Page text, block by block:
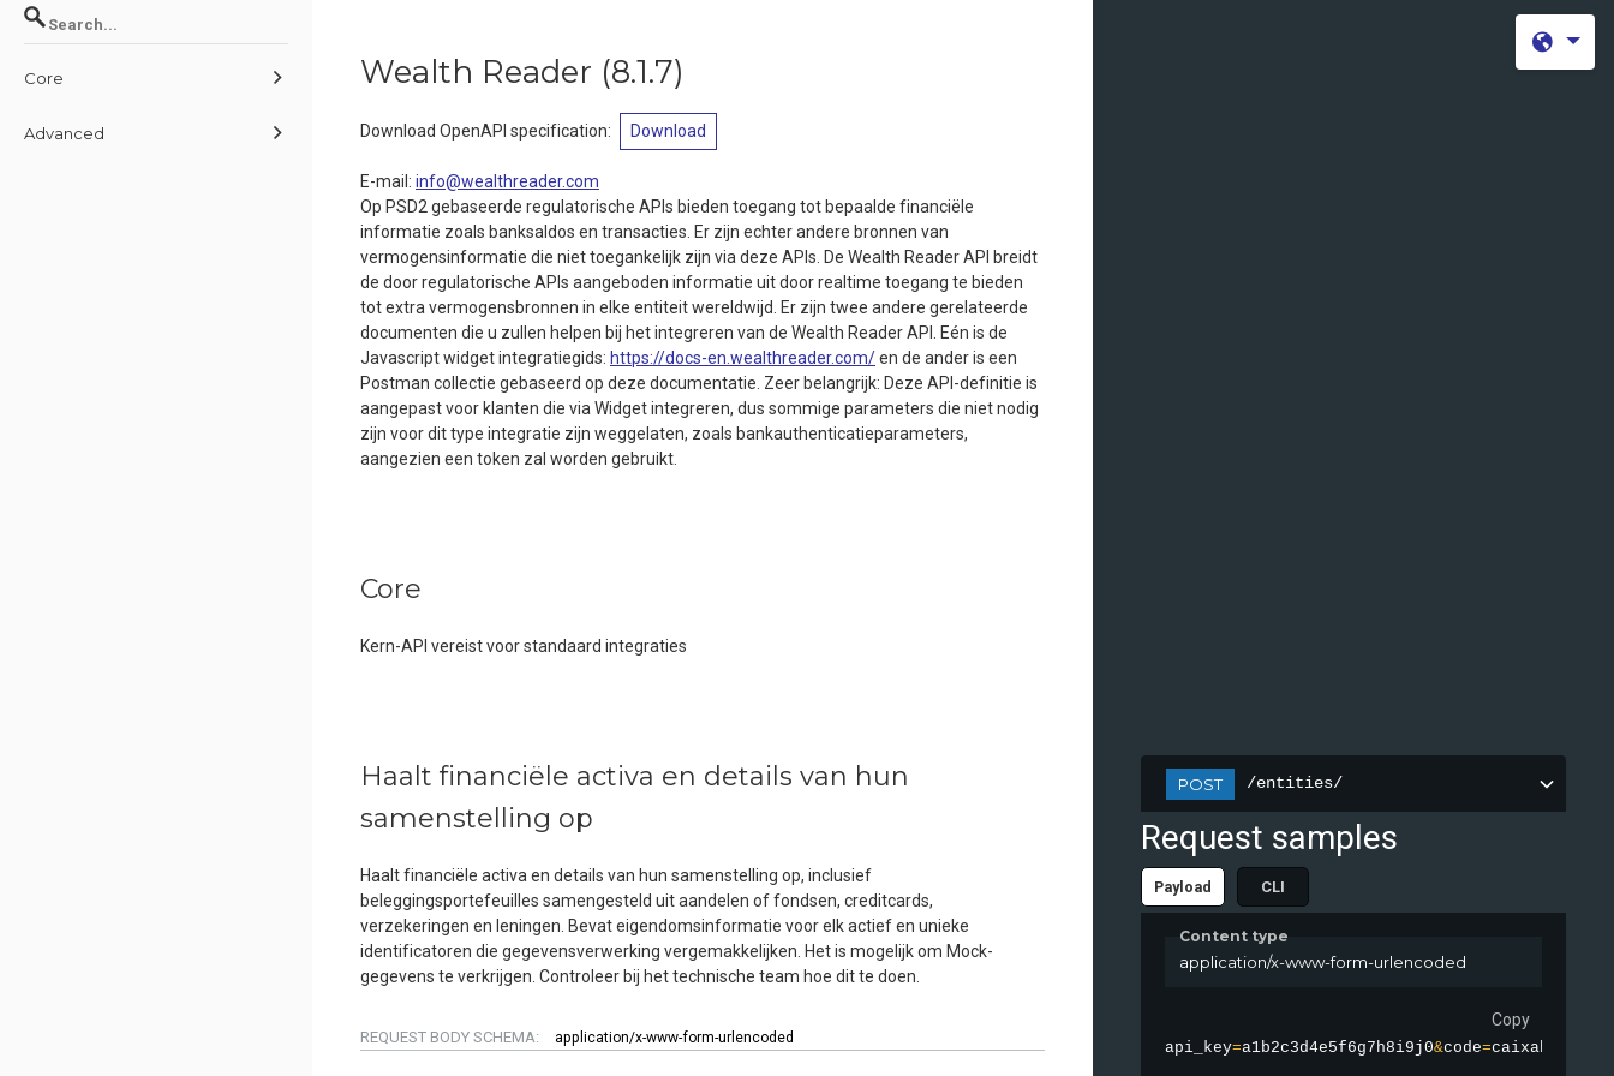
Core
Advanced
Wealth Reader (8.1.7)
Download OpenAPI specification: Download
E-mail : info@wealthreader.com
Op PSD2 gebaseerde regulatorische APIs bieden toegang tot bepaalde financiële
informatie zoals banksaldos en transacties. Er zijn echter andere bronnen van
vermogensinformatie die niet toegankelijk zijn via deze APIs. De Wealth Reader API breidt
de door regulatorische APIs aangeboden informatie uit door realtime toegang te bieden
tot extra vermogensbronnen in elke entiteit wereldwijd. Er zijn twee andere gerelateerde
documenten die u zullen helpen bij het integreren van de Wealth Reader API. Eén is de
Javascript widget integratiegids: https://docs-en.wealthreader.com/en de ander is een
Postman collectie gebaseerd op deze documentatie. Zeer belangrijk: Deze API-definitie is
aangepast voor klanten die via Widget integreren, dus sommige parameters die niet nodig
zijn voor dit type integratie zijn weggelaten, zoals bankauthenticatieparameters,
aangezien een token zal worden gebruikt.
Core
Kern-API vereist voor standaard integraties
Haalt financiële activa en details van hun
samenstelling op
Haalt financiële activa en details van hun samenstelling op, inclusief
beleggingsportefeuilles samengesteld uit aandelen of fondsen, creditcards,
verzekeringen en leningen. Bevat eigendomsinformatie voor elk actief en unieke
identificatoren die gegevensverwerking vergemakkelijken. Het is mogelijk om Mock-
gegevens te verkrijgen. Controleer bij het technische team hoe dit te doen.
REQUEST BODY SCHEMA: application/x-www-form-urlencoded
POST /entities/
Request samples
Payload CLI
Content type
application/x-www-form-urlencoded
Copy
api_key=a1b2c3d4e5f6g7h8i9j0&code=caixabank